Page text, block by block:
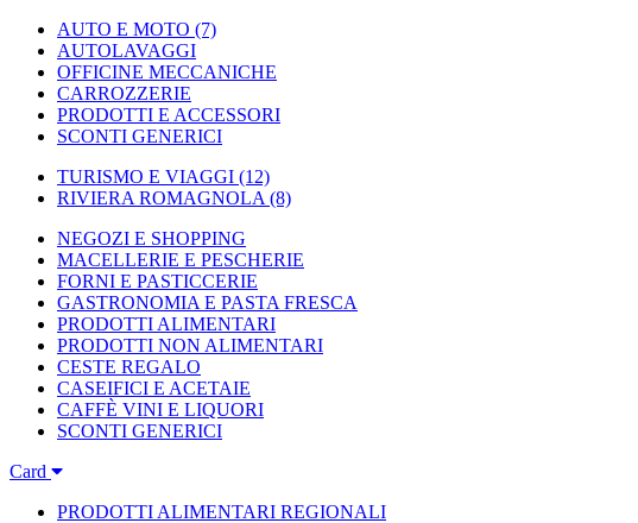
AUTO E MOTO (7)
AUTOLAVAGGI
OFFICINE MECCANICHE
CARROZZERIE
PRODOTTI E ACCESSORI
SCONTI GENERICI
TURISMO E VIAGGI (12)
RIVIERA ROMAGNOLA (8)
NEGOZI E SHOPPING
MACELLERIE E PESCHERIE
FORNI E PASTICCERIE
GASTRONOMIA E PASTA FRESCA
PRODOTTI ALIMENTARI
PRODOTTI NON ALIMENTARI
CESTE REGALO
CASEIFICI E ACETAIE
CAFFÈ VINI E LIQUORI
SCONTI GENERICI
Card
PRODOTTI ALIMENTARI REGIONALI